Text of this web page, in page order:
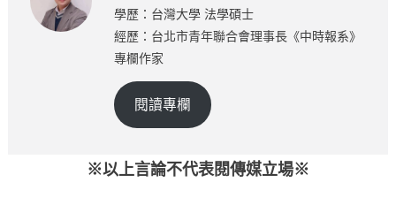
學歷：台灣大學 法學碩士
經歷：台北市青年聯合會理事長《中時報系》
專欄作家
閱讀專欄
※以上言論不代表閱傳媒立場※